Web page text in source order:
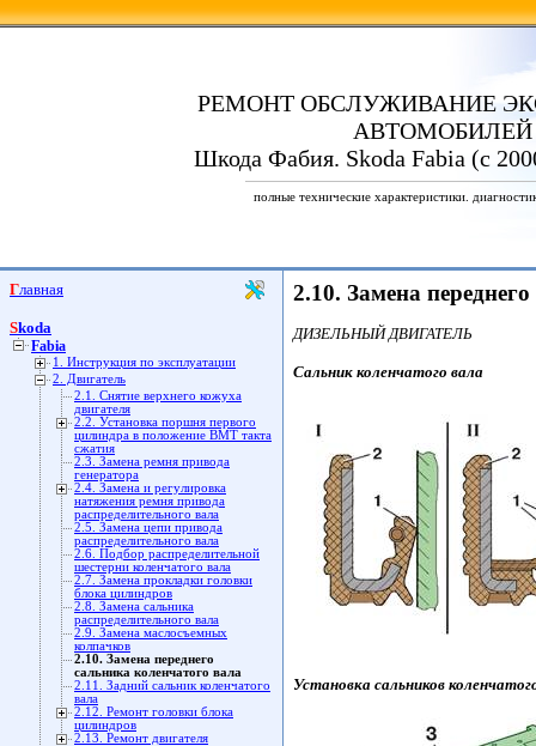
РЕМОНТ ОБСЛУЖИВАНИЕ
АВТОМОБИЛЕЙ
Шкода Фабия. Skoda Fabia (с
полные технические характеристики.
Главная
Skoda
Fabia
1. Инструкция по эксплуатации
2. Двигатель
2.1. Снятие верхнего кожуха
двигателя
2.2. Установка поршня первого
цилиндра в положение ВМТ такта
сжатия
2.3. Замена ремня привода
генератора
2.4. Замена и регулировка
натяжения ремня привода
распределительного вала
2.5. Замена цепи привода
распределительного вала
2.6. Подбор распределительной
шестерни коленчатого вала
2.7. Замена прокладки головки
блока цилиндров
2.8. Замена сальника
распределительного вала
2.9. Замена маслосъемных
колпачков
2.10. Замена переднего
сальника коленчатого вала
2.11. Задний сальник коленчатого
вала
2.12. Ремонт головки блока
цилиндров
2.13. Ремонт двигателя
2.10. Замена
ДИЗЕЛЬНЫЙ ДВИГАТЕЛЬ
Сальник коленчатого вала
Установка сальников